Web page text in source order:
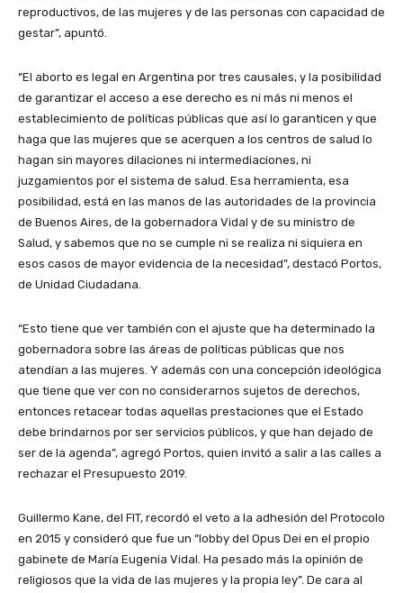
reproductivos, de las mujeres y de las personas con capacidad de
gestar”, apuntó.
“El aborto es legal en Argentina por tres causales, y la posibilidad
de garantizar el acceso a ese derecho es ni más ni menos el
establecimiento de políticas públicas que así lo garanticen y que
haga que las mujeres que se acerquen a los centros de salud lo
hagan sin mayores dilaciones ni intermediaciones, ni
juzgamientos por el sistema de salud. Esa herramienta, esa
posibilidad, está en las manos de las autoridades de la provincia
de Buenos Aires, de la gobernadora Vidal y de su ministro de
Salud, y sabemos que no se cumple ni se realiza ni siquiera en
esos casos de mayor evidencia de la necesidad”, destacó Portos,
de Unidad Ciudadana.
“Esto tiene que ver también con el ajuste que ha determinado la
gobernadora sobre las áreas de políticas públicas que nos
atendían a las mujeres. Y además con una concepción ideológica
que tiene que ver con no considerarnos sujetos de derechos,
entonces retacear todas aquellas prestaciones que el Estado
debe brindarnos por ser servicios públicos, y que han dejado de
ser de la agenda”, agregó Portos, quien invitó a salir a las calles a
rechazar el Presupuesto 2019.
Guillermo Kane, del FIT, recordó el veto a la adhesión del Protocolo
en 2015 y consideró que fue un “lobby del Opus Dei en el propio
gabinete de María Eugenia Vidal. Ha pesado más la opinión de
religiosos que la vida de las mujeres y la propia ley”. De cara al